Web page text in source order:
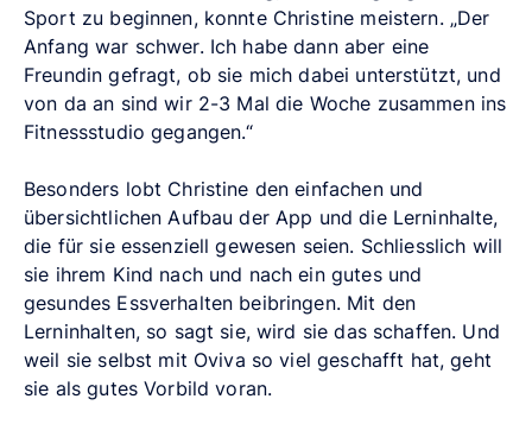
Sport zu beginnen, konnte Christine meistern. „Der
Anfang war schwer. Ich habe dann aber eine
Freundin gefragt, ob sie mich dabei unterstützt, und
von da an sind wir 2-3 Mal die Woche zusammen ins
Fitnessstudio gegangen.“
Besonders lobt Christine den einfachen und
übersichtlichen Aufbau der App und die Lerninhalte,
die für sie essenziell gewesen seien. Schliesslich will
sie ihrem Kind nach und nach ein gutes und
gesundes Essverhalten beibringen. Mit den
Lerninhalten, so sagt sie, wird sie das schaffen. Und
weil sie selbst mit Oviva so viel geschafft hat, geht
sie als gutes Vorbild voran.